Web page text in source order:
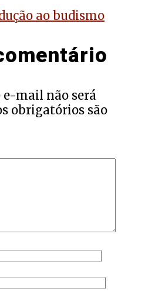
ao budismo
e-mail não será
obrigatórios são